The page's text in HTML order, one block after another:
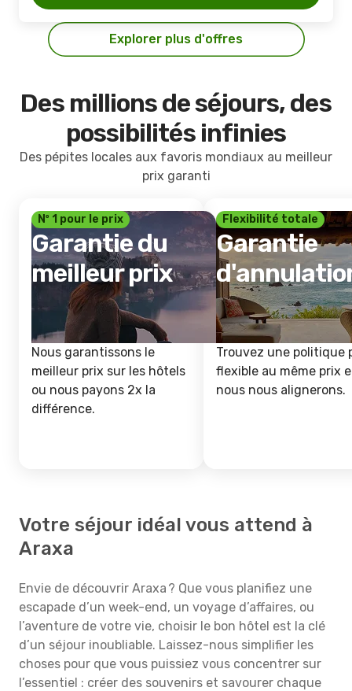
Explorer plus d'offres
Des millions de séjours, des
possibilités infinies
Des pépites locales aux favoris mondiaux au meilleur
prix garanti
Nº 1 pour le prix
Garantie du
meilleur prix
Nous garantissons le
meilleur prix sur les hôtels
ou nous payons 2x la
différence.
Flexibilité totale
Garantie
Trouvez une politique
flexible au même prix
nous nous alignerons.
Votre séjour idéal vous attend à
Araxa
Envie de découvrir Araxa ? Que vous planifiez une
escapade d’un week-end, un voyage d’affaires, ou
l’aventure de votre vie, choisir le bon hôtel est la clé
d’un séjour inoubliable. Laissez-nous simplifier les
choses pour que vous puissiez vous concentrer sur
l’essentiel : créer des souvenirs et savourer chaque